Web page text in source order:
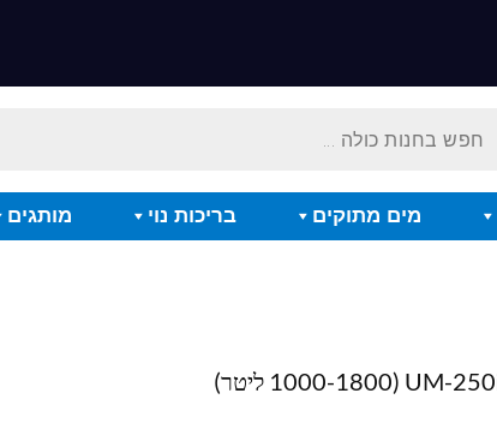
מים מתוקים בריכות נוי מותגים